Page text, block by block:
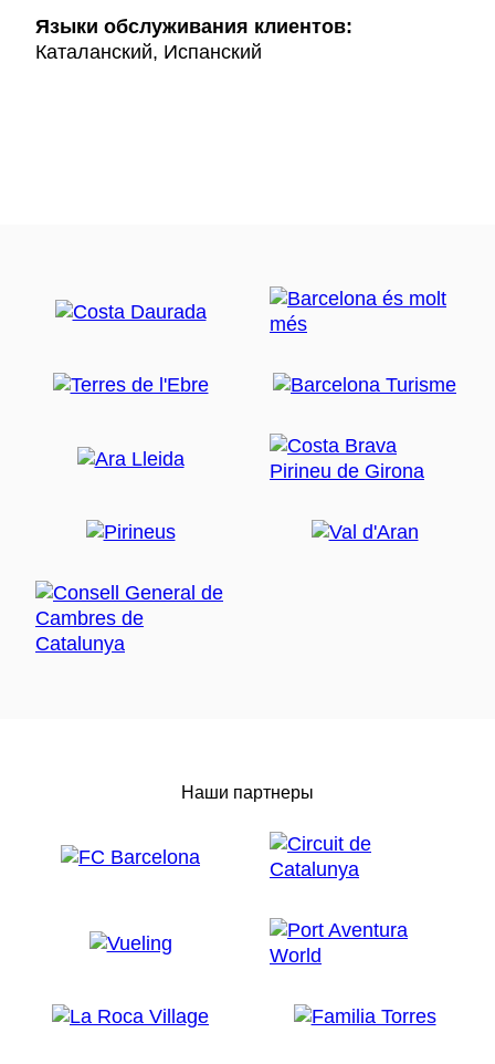
Языки обслуживания клиентов:
Каталанский, Испанский
Наши партнеры